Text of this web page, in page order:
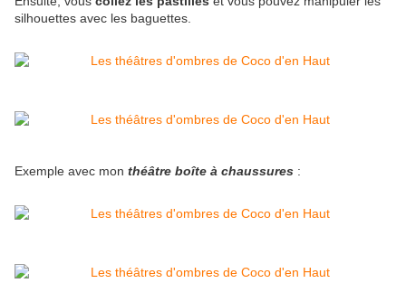
silhouettes avec les baguettes.
Exemple avec mon théâtre boîte à chaussures :